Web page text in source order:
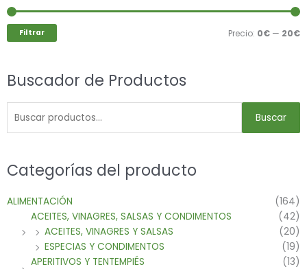
Filtrar Precio: 0€ — 20€
Buscador de Productos
Buscar
Categorías del producto
ALIMENTACIÓN
(164)
ACEITES, VINAGRES, SALSAS Y CONDIMENTOS
(42)
ACEITES, VINAGRES Y SALSAS
(20)
ESPECIAS Y CONDIMENTOS
(19)
APERITIVOS Y TENTEMPIÉS
(13)